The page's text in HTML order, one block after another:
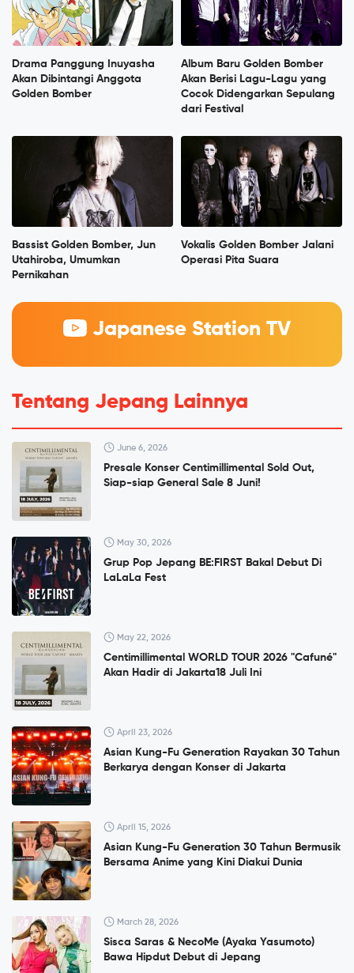
Drama Panggung Inuyasha
Akan Dibintangi Anggota
Golden Bomber
Album Baru Golden Bomber
Akan Berisi Lagu-Lagu yang
Cocok Didengarkan Sepulang
dari Festival
Bassist Golden Bomber, Jun
Utahiroba, Umumkan
Pernikahan
Vokalis Golden Bomber Jalani
Operasi Pita Suara
Japanese Station TV
Tentang Jepang Lainnya
June 6, 2026
Presale Konser Centimillimental Sold Out,
Siap-siap General Sale 8 Juni!
May 30, 2026
Grup Pop Jepang BE:FIRST Bakal Debut Di
LaLaLa Fest
May 22, 2026
Centimillimental WORLD TOUR 2026 "Cafuné"
Akan Hadir di Jakarta18 Juli Ini
April 23, 2026
Asian Kung-Fu Generation Rayakan 30 Tahun
Berkarya dengan Konser di Jakarta
April 15, 2026
Asian Kung-Fu Generation 30 Tahun Bermusik
Bersama Anime yang Kini Diakui Dunia
March 28, 2026
Sisca Saras & NecoMe (Ayaka Yasumoto)
Bawa Hipdut Debut di Jepang